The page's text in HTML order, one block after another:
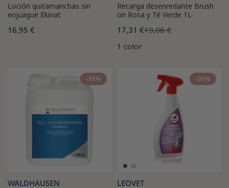
Loción quitamanchas sin
enjuague Ekinat
16,95 €
Recarga desenredante Brush
on Rosa y Té Verde 1L
17,31 €19,06 €
1 color
-18%
WALDHAUSEN
-20%
LEOVET